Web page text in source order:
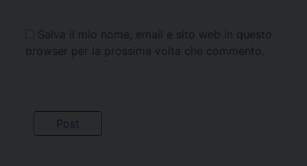
Salva il mio nome, email e sito web in questo
browser per la prossima volta che commento.